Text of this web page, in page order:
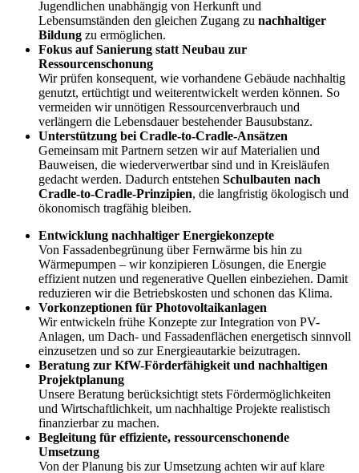
Jugendlichen unabhängig von Herkunft und
Lebensumständen den gleichen Zugang zu nachhaltiger
Bildung zu ermöglichen.
Fokus auf Sanierung statt Neubau zur
Ressourcenschonung
Wir prüfen konsequent, wie vorhandene Gebäude nachhaltig
genutzt, ertüchtigt und weiterentwickelt werden können. So
vermeiden wir unnötigen Ressourcenverbrauch und
verlängern die Lebensdauer bestehender Bausubstanz.
Unterstützung bei Cradle-to-Cradle-Ansätzen
Gemeinsam mit Partnern setzen wir auf Materialien und
Bauweisen, die wiederverwertbar sind und in Kreisläufen
gedacht werden. Dadurch entstehen Schulbauten nach
Cradle-to-Cradle-Prinzipien, die langfristig ökologisch und
ökonomisch tragfähig bleiben.
Entwicklung nachhaltiger Energiekonzepte
Von Fassadenbegrünung über Fernwärme bis hin zu
Wärmepumpen – wir konzipieren Lösungen, die Energie
effizient nutzen und regenerative Quellen einbeziehen. Damit
reduzieren wir die Betriebskosten und schonen das Klima.
Vorkonzeptionen für Photovoltaikanlagen
Wir entwickeln frühe Konzepte zur Integration von PV-
Anlagen, um Dach- und Fassadenflächen energetisch sinnvoll
einzusetzen und so zur Energieautarkie beizutragen.
Beratung zur KfW-Förderfähigkeit und nachhaltigen
Projektplanung
Unsere Beratung berücksichtigt stets Fördermöglichkeiten
und Wirtschaftlichkeit, um nachhaltige Projekte realistisch
finanzierbar zu machen.
Begleitung für effiziente, ressourcenschonende
Umsetzung
Von der Planung bis zur Umsetzung achten wir auf klare